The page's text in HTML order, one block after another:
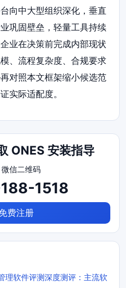
向中大型组织深化，垂直
巩固壁垒，轻量工具持续
业在决策前完成内部现状
、流程复杂度、合规要求
对照本文框架缩小候选范
实际适配度。
ONES 安装指导
1518
费注册
理软件评测深度测评：主流软